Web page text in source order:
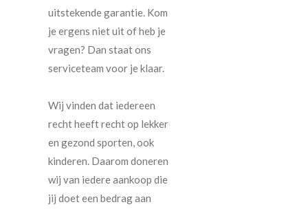
uitstekende garantie. Kom
je ergens niet uit of heb je
vragen? Dan staat ons
serviceteam voor je klaar.
Wij vinden dat iedereen
recht heeft recht op lekker
en gezond sporten, ook
kinderen. Daarom doneren
wij van iedere aankoop die
jij doet een bedrag aan